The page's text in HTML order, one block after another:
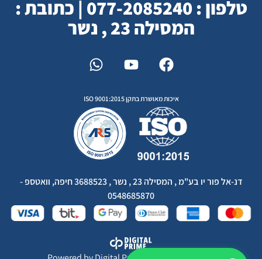
טלפון : 077-2085240 | כתובת :
המסילה 23 , נשר
איכות מאושרת בתקן ISO 9001:2015
דנ-אל פור יו בע"מ , המסילה 23 , נשר , 3688523 חיפה, וואטספ -
0548685870